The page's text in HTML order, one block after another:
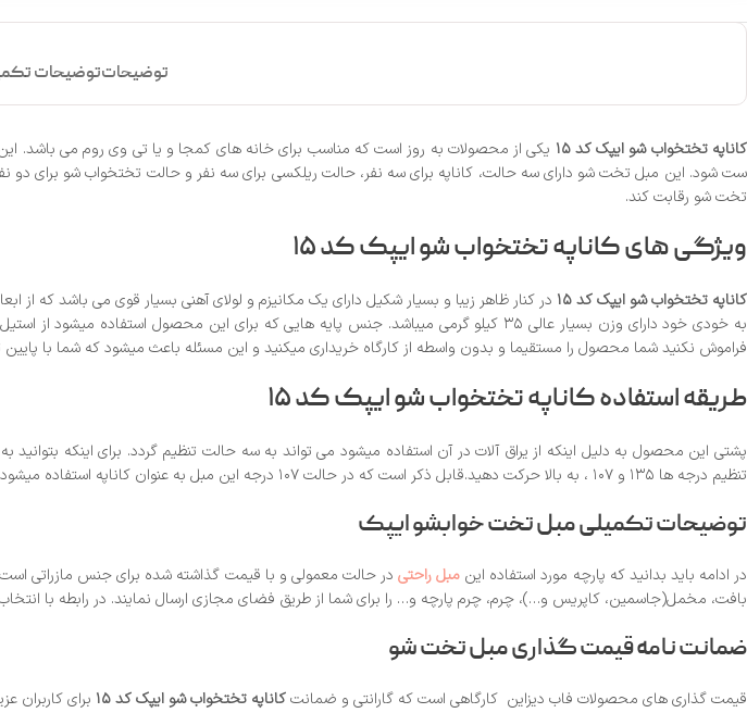
توضیحاتتوضیحات
کاناپه تختخواب شو ایپک کد ۱۵ یکی از محصولات به روز است که مناسب برای خانه های کمجا و یا تی وی روم می باشد.
ست شود. این مبل تخت شو دارای سه حالت، کاناپه برای سه نفر، حالت ریلکسی برای سه نفر و حالت تختخواب شو برای دو
تخت شو رقابت کند.
ویژگی هایکاناپه تختخواب شو ایپک کد ۱۵
کاناپه تختخواب شو ایپک کد ۱۵
به خودی خود دارای وزن بسیار عالی ۳۵ کیلو گرمی میباشد. جنس پایه هایی که برای این
فراموش نکنید شما محصول را مستقیما و بدون واسطه از کارگاه خریداری میکنید و این مسئله باعث میشود که شما با
طریقه استفادهکاناپه تختخواب شو ایپک کد ۱۵
تنظیم درجه ها ۱۳۵ و ۱۰۷ ، به بالا حرکت دهید.قابل ذکر است که در حالت ۱۰۷ درجه این مبل به عنوان کاناپه استفاده میشود، در حالت ۱۳۵ درجه به عنوان ریلکسی و در حالت ۱۸۰ درجه نیز می توانید به عنوان تخت خواب از آن استفاده نمایید.
توضیحات تکمیلی مبل تخت خوابشو ایپک
در ادامه باید بدانید که پارچه مورد استفاده این مبل راحتیدر حالت معمولی و با قیمت گذاشته شده برای جنس مازراتی است.
بافت، مخمل(جاسمین، کاپریس و…)، چرم، چرم پارچه و… را برای شما از طریق فضای مجازی ارسال نمایند. در رابطه با
ضمانت نامه قیمت گذاری مبل تخت شو
قیمت گذاری های محصولات فاب دیزاین کارگاهی است که گارانتی و ضمانتکاناپه تختخواب شو ایپک کد ۱۵ برای کاربران عزیز فاب دیزاین به مدت ۳۰ ماه